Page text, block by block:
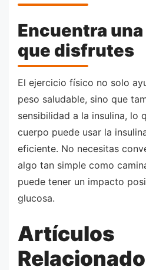
Encuentra
que disfrutes
El ejercicio físico no solo
peso saludable, sino que
sensibilidad a la insulina, lo
cuerpo puede usar la
eficiente. No necesitas
algo tan simple como
puede tener un impacto
glucosa.
Artículos